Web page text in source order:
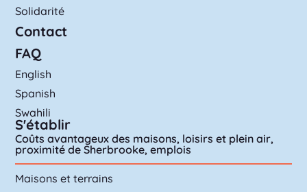
Solidarité
Contact
FAQ
English
Spanish
Swahili
S'établir
Coûts avantageux des maisons, loisirs et plein air,
proximité de Sherbrooke, emplois
Maisons et terrains